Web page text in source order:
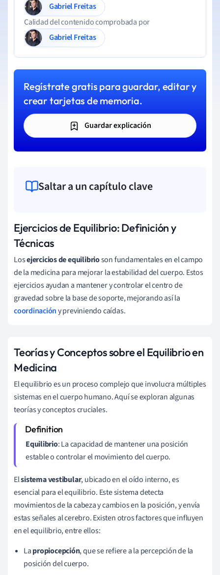
Gabriel Freitas
Calidad del contenido comprobada por
Gabriel Freitas
Regístrate gratis para guardar, editar y
crear tarjetas de memoria.
Guardar explicación
Saltar a un capítulo clave
Ejercicios de Equilibrio: Definición y
Técnicas
Losejercicios de equilibrioson fundamentales en el campo
de la medicina para mejorar la estabilidad del cuerpo. Estos
ejercicios ayudan a mantener y controlar el centro de
gravedad sobre la base de soporte, mejorando así la
coordinacióny previniendo caídas.
Teorías y Conceptos sobre el Equilibrio en
Medicina
El equilibrio es un proceso complejo que involucra múltiples
sistemas en el cuerpo humano. Aquí se exploran algunas
teorías y conceptos cruciales.
Equilibrio: La capacidad de mantener una posición
estable o controlar el movimiento del cuerpo.
Elsistema vestibular, ubicado en el oído interno, es
esencial para el equilibrio. Este sistema detecta
movimientos de la cabeza y cambios en la posición, y envía
estas señales al cerebro. Existen otros factores que influyen
en el equilibrio, entre ellos:
Lapropiocepción, que se refiere a la percepción de la
posición del cuerpo.